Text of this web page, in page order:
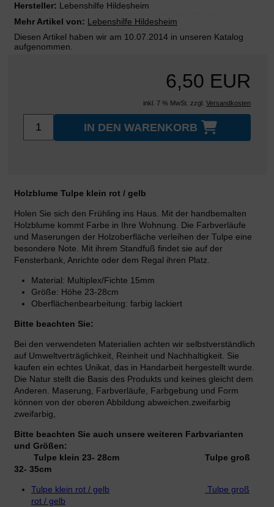
Hersteller: Lebenshilfe Hildesheim
Mehr Artikel von: Lebenshilfe Hildesheim
Diesen Artikel haben wir am 10.07.2014 in unseren Katalog
aufgenommen.
6,50 EUR
inkl. 7 % MwSt. zzgl. Versandkosten
IN DEN WARENKORB
Holzblume Tulpe klein rot / gelb
Holen Sie sich den Frühling ins Haus. Mit der handbemalten
Holzblume kommt Farbe in Ihre Wohnung. Die Farbverläufe
und Maserungen der Holzoberfläche verleihen der Tulpe eine
besondere Note. Mit ihrem Standfuß findet sie auf der
Fensterbank, Anrichte oder dem Regal ihren Platz.
Material: Multiplex/Fichte 15mm
Größe: Höhe 23-28cm
Oberflächenbearbeitung: farbig lackiert
Bitte beachten Sie:
Bei den verwendeten Materialien achten wir selbstverständlich
auf Umweltverträglichkeit, Reinheit und Nachhaltigkeit. Sie
kaufen ein echtes Unikat, das in Handarbeit hergestellt wurde.
Die Natur stellt die Basis des Produkts und keines gleicht dem
Anderen. Maserung, Farbverläufe, Farbgebung und Form
können von der oberen Abbildung abweichen.zweifarbig
zweifarbig,
Bitte beachten Sie auch unsere weiteren Farbvarianten
und Größen:
Tulpe klein 23- 28cm Tulpe groß
32- 35cm
Tulpe klein rot / gelb
Tulpe groß
rot / gelb